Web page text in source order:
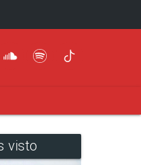
visto